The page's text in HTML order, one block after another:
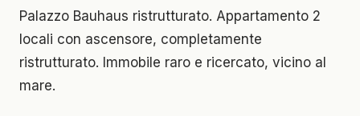
Palazzo Bauhaus ristrutturato. Appartamento 2
locali con ascensore, completamente
ristrutturato. Immobile raro e ricercato, vicino al
mare.